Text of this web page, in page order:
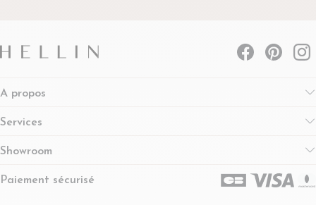
A propos
Services
Showroom
Paiement sécurisé